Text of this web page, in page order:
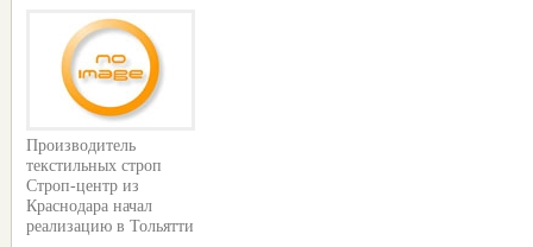
Производитель
текстильных строп
Строп-центр из
Краснодара начал
реализацию в Тольятти